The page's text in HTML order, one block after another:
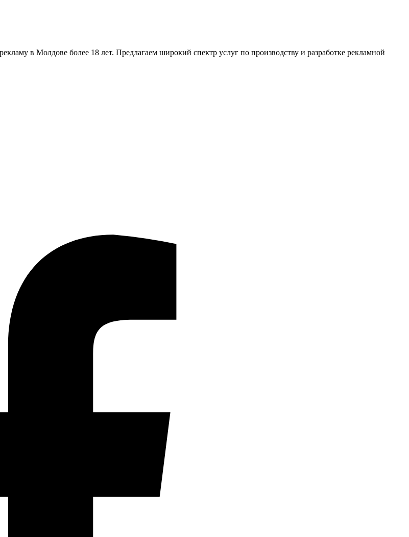
в Молдове более 18 лет. Предлагаем широкий спектр услуг по производству и разработке рекламной